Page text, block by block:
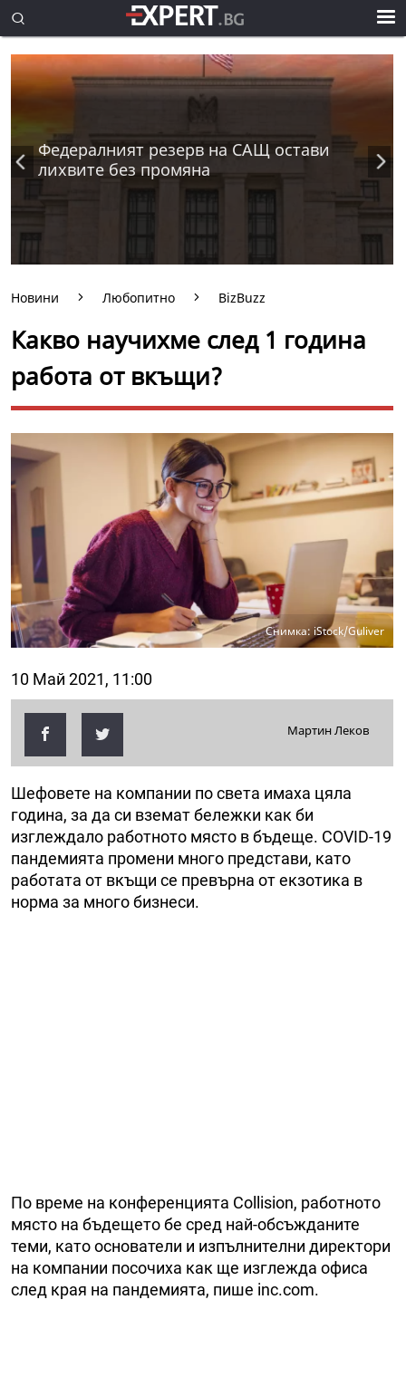
Федералният резерв на САЩ остави
лихвите без промяна
Новини Любопитно BizBuzz
Какво научихме след 1 година
работа от вкъщи?
Снимка: iStock/Guliver
10 Май 2021, 11:00
Мартин Леков
Шефовете на компании по света имаха цяла
година, за да си вземат бележки как би
изглеждало работното място в бъдеще. COVID-19
пандемията промени много представи, като
работата от вкъщи се превърна от екзотика в
норма за много бизнеси.
По време на конференцията Collision, работното
място на бъдещето бе сред най-обсъжданите
теми, като основатели и изпълнителни директори
на компании посочиха как ще изглежда офиса
след края на пандемията, пише inc.com.